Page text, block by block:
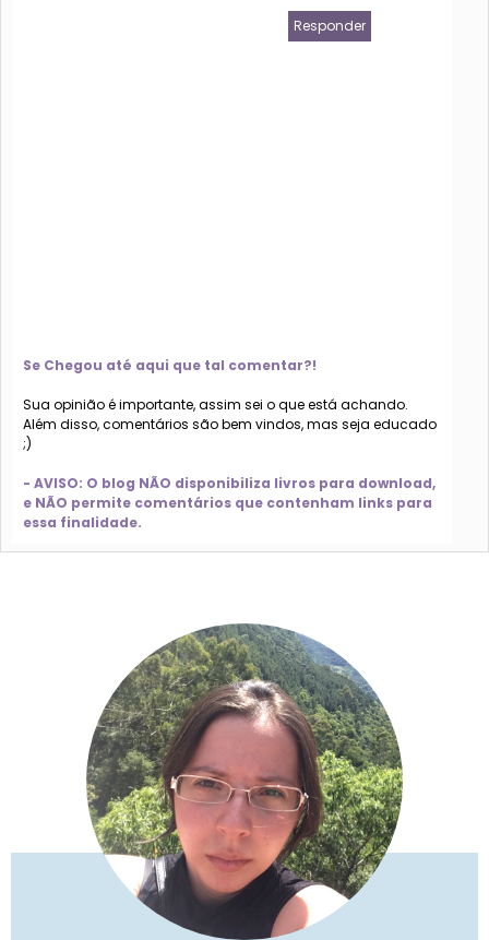
Responder
Se Chegou até aqui que tal comentar?!
Sua opinião é importante, assim sei o que está achando.
Além disso, comentários são bem vindos, mas seja educado
;)
- AVISO: O blog NÃO disponibiliza livros para download,
e NÃO permite comentários que contenham links para
essa finalidade.